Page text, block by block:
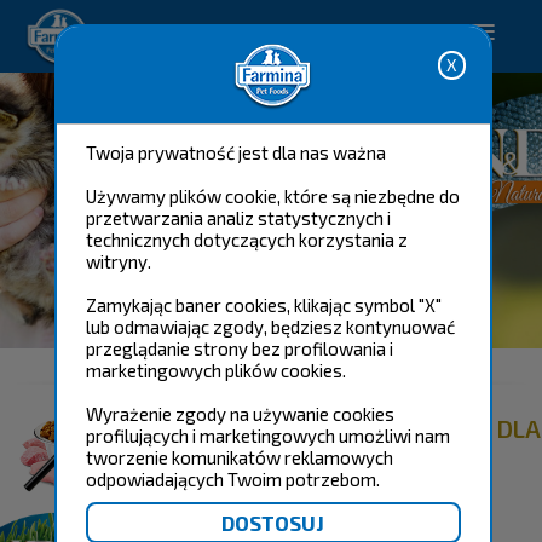
Twoja prywatność jest dla nas ważna
Używamy plików cookie, które są niezbędne do
przetwarzania analiz statystycznych i
technicznych dotyczących korzystania z
witryny.
Zamykając baner cookies, klikając symbol "X"
lub odmawiając zgody, będziesz kontynuować
przeglądanie strony bez profilowania i
marketingowych plików cookies.
Wyrażenie zgody na używanie cookies
profilujących i marketingowych umożliwi nam
tworzenie komunikatów reklamowych
odpowiadających Twoim potrzebom.
Happy pet. Happy you.
N&D NATURAL
ZNAJDŹ WŁAŚCIWY PRODUKT DLA
TWOJEGO KOTA